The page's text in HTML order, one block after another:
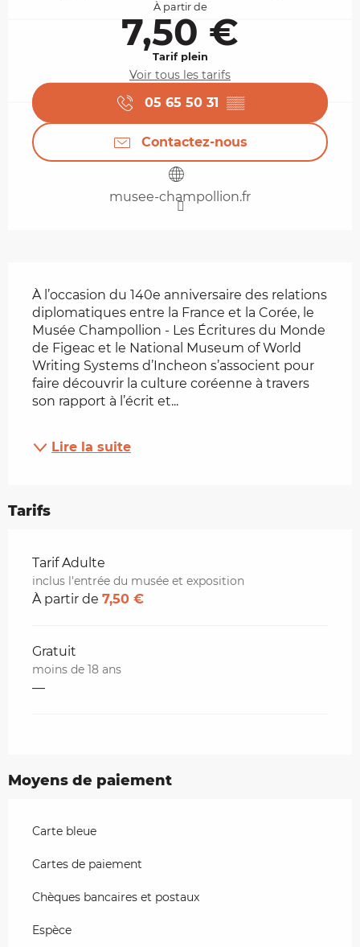
À partir de
7,50 €
Tarif plein
Voir tous les tarifs
05 65 50 31 ▒▒
Contactez-nous
musee-champollion.fr
À l’occasion du 140e anniversaire des relations
diplomatiques entre la France et la Corée, le
Musée Champollion - Les Écritures du Monde
de Figeac et le National Museum of World
Writing Systems d’Incheon s’associent pour
faire découvrir la culture coréenne à travers
son rapport à l’écrit et...
Lire la suite
Tarifs
Tarifs 2026
Tarif Adulte
inclus l'entrée du musée et exposition
À partir de 7,50 €
Gratuit
moins de 18 ans
—
Moyens de paiement
Carte bleue
Cartes de paiement
Chèques bancaires et postaux
Espèce